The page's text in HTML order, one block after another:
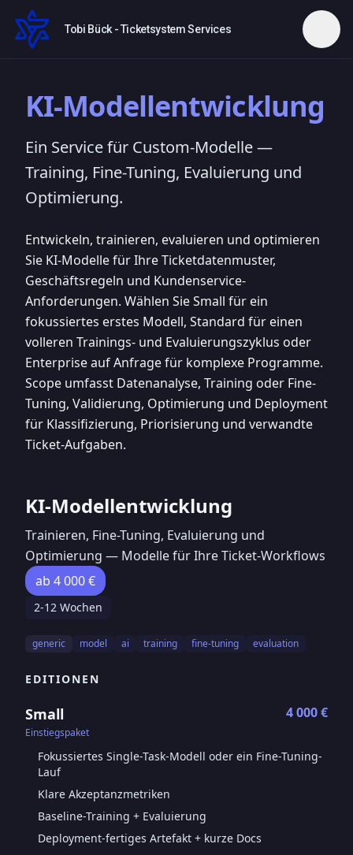
Tobi Bück - Ticketsystem Services
KI-Modellentwicklung
Ein Service für Custom-Modelle —
Training, Fine-Tuning, Evaluierung und
Optimierung.
Entwickeln, trainieren, evaluieren und optimieren
Sie KI-Modelle für Ihre Ticketdatenmuster,
Geschäftsregeln und Kundenservice-
Anforderungen. Wählen Sie Small für ein
fokussiertes erstes Modell, Standard für einen
volleren Trainings- und Evaluierungszyklus oder
Enterprise auf Anfrage für komplexe Programme.
Scope umfasst Datenanalyse, Training oder Fine-
Tuning, Validierung, Optimierung und Deployment
für Klassifizierung, Priorisierung und verwandte
Ticket-Aufgaben.
KI-Modellentwicklung
Trainieren, Fine-Tuning, Evaluierung und
Optimierung — Modelle für Ihre Ticket-Workflows
ab 4 000 €
2-12 Wochen
generic model ai training fine-tuning evaluation
EDITIONEN
Small
Einstiegspaket
4 000 €
Fokussiertes Single-Task-Modell oder ein Fine-Tuning-
Lauf
Klare Akzeptanzmetriken
Baseline-Training + Evaluierung
Deployment-fertiges Artefakt + kurze Docs